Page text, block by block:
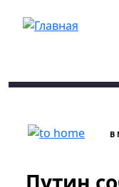
В